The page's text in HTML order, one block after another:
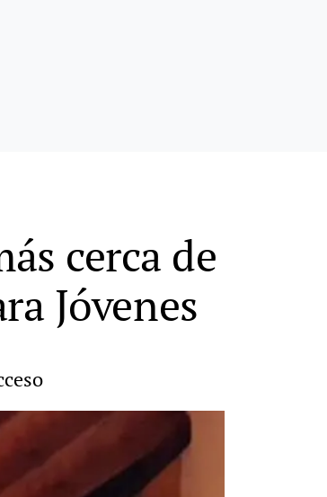
cerca de
Jóvenes